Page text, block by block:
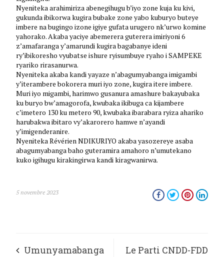
Nyeniteka arahimiriza abenegihugu b’iyo zone kuja ku kivi,
gukunda ibikorwa kugira bubake zone yabo kuburyo buteye
imbere na bugingo izone igiye gufata urugero nk’urwo komine
yahorako. Akaba yaciye abemerera guterera imiriyoni 6
z’amafaranga y’amarundi kugira bagabanye ideni
ry’ibikoresho vyubatse ishure ryisumbuye ryaho i SAMPEKE
ryariko rirasanurwa.
Nyeniteka akaba kandi yayaze n’abagumyabanga imigambi
y’iterambere bokorera muri iyo zone, kugira itere imbere.
Muri iyo migambi, harimwo gusanura amashure bakayubaka
ku buryo bw’amagorofa, kwubaka ikibuga ca kijambere
c’imetero 130 ku metero 90, kwubaka ibarabara ryiza ahariko
harubakwa ibitaro vy’akarorero hamwe n’ayandi
y’imigenderanire.
Nyeniteka Révérien NDIKURIYO akaba yasozereye asaba
abagumyabanga baho guteramira amahoro n’umutekano
kuko igihugu kirakingirwa kandi kiragwanirwa.
5 novembre 2023
Umunyamabanga Le Parti CNDD-FDD